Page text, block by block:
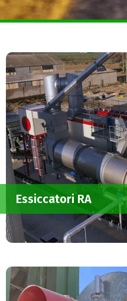
Essiccatori RA